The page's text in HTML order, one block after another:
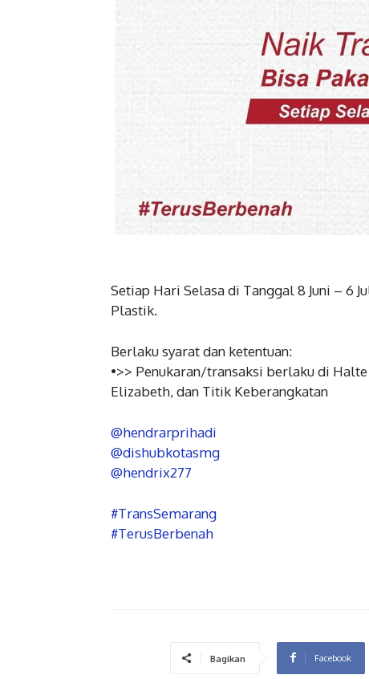
Setiap Hari Selasa di Tanggal 8 Juni – 6
Plastik.
Berlaku syarat dan ketentuan:
•>> Penukaran/transaksi berlaku di
Elizabeth, dan Titik Keberangkatan
@hendrarprihadi
@dishubkotasmg
@hendrix277
#TransSemarang
#TerusBerbenah
Bagikan Facebook